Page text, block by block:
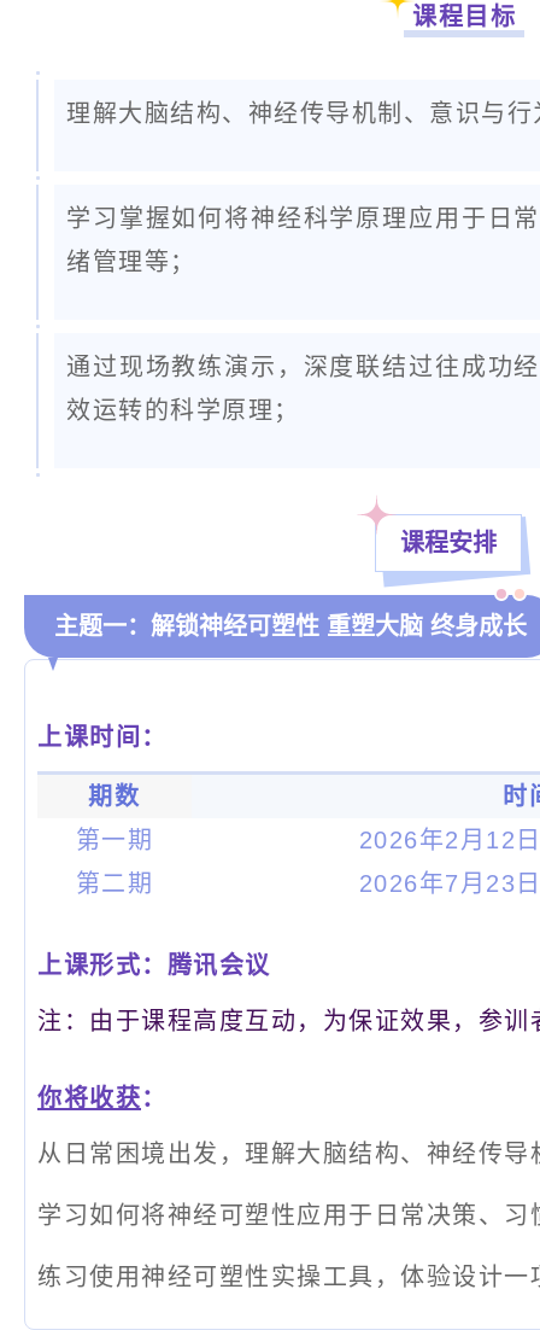
课程目标
理解大脑结构、神经传导机制、意识与
学习掌握如何将神经科学原理应用于日
绪管理等；
通过现场教练演示，深度联结过往成功
效运转的科学原理；
课程安排
主题一：解锁神经可塑性 重塑大脑 终身成长
上课时间：
期数
时
第一期
2026年2月12
第二期
2026年7月23
上课形式： 腾讯会议
注：由于课程高度互动，为保证效果，参
你将收获：
从日常困境出发，理解大脑结构、神经传导
学习如何将神经可塑性应用于日常决策、
练习使用神经可塑性实操工具，体验设计一